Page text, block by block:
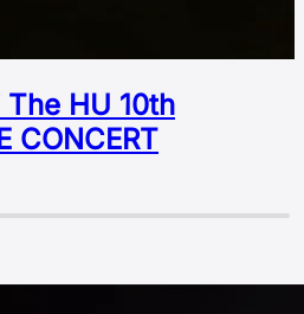
The HU 10th
CONCERT